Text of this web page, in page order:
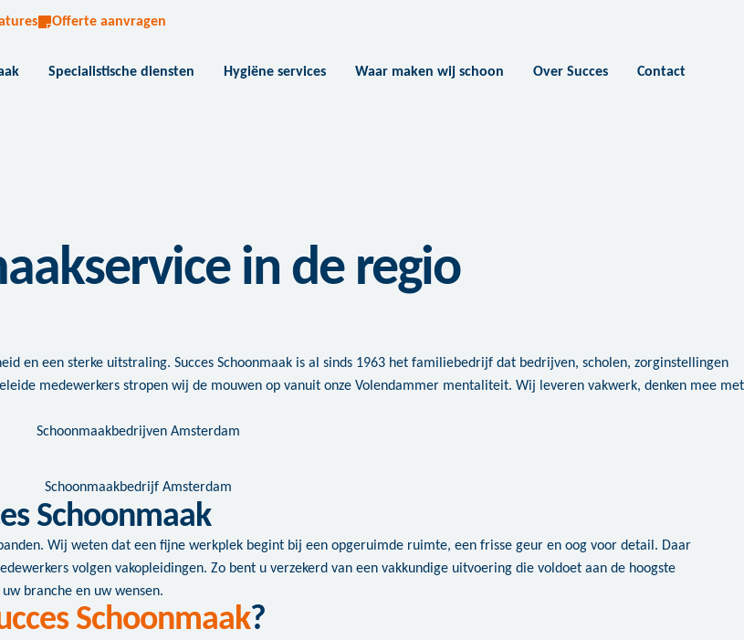
Offerte aanvragen
Specialistische diensten Hygiëne services Waar maken wij schoon Over Succes Contact
in de regio
en een sterke uitstraling. Succes Schoonmaak is al sinds 1963 het familiebedrijf dat bedrijven, scholen, zorginstellingen
medewerkers stropen wij de mouwen op vanuit onze Volendammer mentaliteit. Wij leveren vakwerk, denken mee met
Schoonmaak
Wij weten dat een fijne werkplek begint bij een opgeruimde ruimte, een frisse geur en oog voor detail. Daar
volgen vakopleidingen. Zo bent u verzekerd van een vakkundige uitvoering die voldoet aan de hoogste
branche en uw wensen.
Schoonmaak?